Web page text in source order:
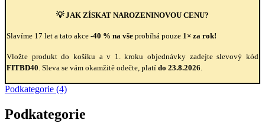
💡 JAK ZÍSKAT NAROZENINOVOU CENU?
Slavíme 17 let a tato akce -40 % na vše probíhá pouze 1× za rok!
Vložte produkt do košíku a v 1. kroku objednávky zadejte slevový kód
FITBD40 . Sleva se vám okamžitě odečte, platí do 23.8.2026
Podkategorie (4)
Podkategorie